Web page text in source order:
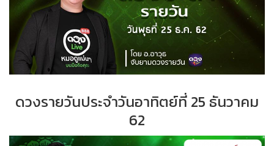
ดวงรายวันประจำวันอาทิตย์ที่ 25 ธันวาคม
62